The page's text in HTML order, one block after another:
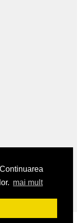
mai mult